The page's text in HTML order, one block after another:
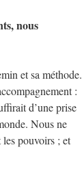
nous
et sa méthode.
:
d’une prise
Nous ne
pouvoirs ; et